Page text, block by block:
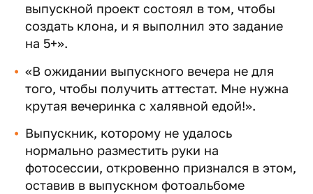
выпускной проект состоял в том, чтобы
создать клона, и я выполнил это задание
на 5+».
«В ожидании выпускного вечера не для
того, чтобы получить аттестат. Мне нужна
крутая вечеринка с халявной едой!».
Выпускник, которому не удалось
нормально разместить руки на
фотосессии, откровенно признался в этом,
оставив в выпускном фотоальбоме